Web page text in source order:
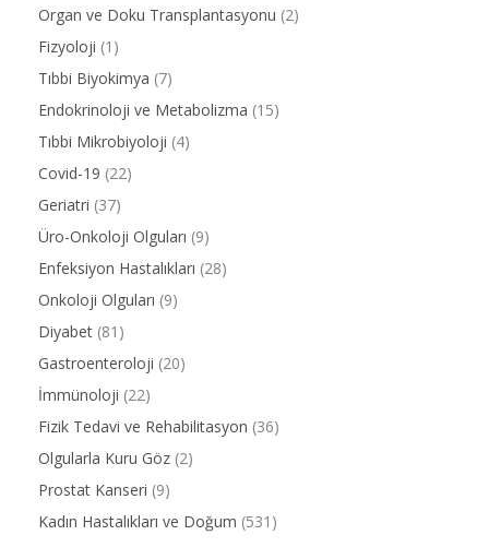
Organ ve Doku Transplantasyonu (2)
Fizyoloji (1)
Tıbbi Biyokimya (7)
Endokrinoloji ve Metabolizma (15)
Tıbbi Mikrobiyoloji (4)
Covid-19 (22)
Geriatri (37)
Üro-Onkoloji Olguları (9)
Enfeksiyon Hastalıkları (28)
Onkoloji Olguları (9)
Diyabet (81)
Gastroenteroloji (20)
İmmünoloji (22)
Fizik Tedavi ve Rehabilitasyon (36)
Olgularla Kuru Göz (2)
Prostat Kanseri (9)
Kadın Hastalıkları ve Doğum (531)